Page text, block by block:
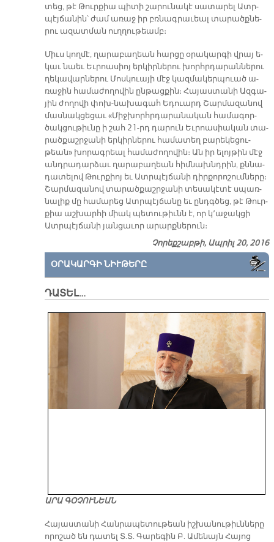
տեց, թէ Թուր­քիա պի­տի շա­րու­նա­կէ սա­տա­րել Ատր­
պէյ­ճա­նին՝ ժամ ա­ռաջ իր բռնագ­րա­ւեալ տա­րածք­նե­
րու ա­զատ­ման ուղ­ղու­թեամբ։
Միւս կող­մէ, ղա­րա­բա­ղեան հար­ցը օ­րա­կար­գի վրայ ե­
կաւ նաեւ Եւ­րոա­սիոյ եր­կիր­նե­րու խորհր­դա­րան­նե­րու
ղե­կա­վար­նե­րու Մոս­կուա­յի մէջ կազ­մա­կեր­պուած ա­
ռա­ջին հա­մա­ժո­ղո­վին ըն­թաց­քին։ Հա­յաս­տա­նի Ազ­գա­
յին ժո­ղո­վի փոխ-նա­խա­գահ Ե­դուարդ Շար­մա­զա­նով
մաս­նակ­ցե­ցաւ «Միջ­խորհր­դա­րա­նա­կան հա­մա­գոր­
ծակ­ցու­թիւ­նը ի շահ 21-րդ դա­րուն Եւ­րոա­սիա­կան տա­
րած­քաշր­ջա­նի եր­կիր­նե­րու հա­մա­տեղ բա­րե­կե­ցու­
թեան» խո­րագ­րեալ հա­մա­ժո­ղո­վին։ Ան իր ե­լոյ­թին մէջ
անդ­րա­դար­ձաւ ղա­րա­բա­ղեան հիմ­նախնդ­րին, քննա­
դա­տե­լով Թուր­քիոյ եւ Ատր­պէյ­ճա­նի դիր­քո­րո­շում­նե­րը։
Շար­մա­զա­նով տա­րած­քաշր­ջա­նի տե­սա­կէ­տէ սպառ­
նա­լիք մը հա­մա­րեց Ատր­պէյ­ճա­նը եւ ընդգ­ծեց, թէ Թուր­
քիա աշ­խար­հի միակ պե­տու­թիւնն է, որ կ՚ա­ջակ­ցի
Ատր­պէյ­ճա­նի յան­ցա­ւոր ա­րարք­նե­րուն։
Չորեքշաբթի, Ապրիլ 20, 2016
ՕՐԱԿԱՐԳԻ ՆԻՒԹԵՐԸ
ԴԱՏԵԼ…
ԱՐԱ ԳՕՉՈՒՆԵԱՆ
​Հայաստանի Հանրապետութեան իշխանութիւնները
որոշած են դատել Տ.Տ. Գարեգին Բ. Ամենայն Հայոց